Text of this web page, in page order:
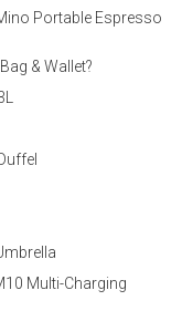
Portable Espresso
& Wallet?
Multi-Charging